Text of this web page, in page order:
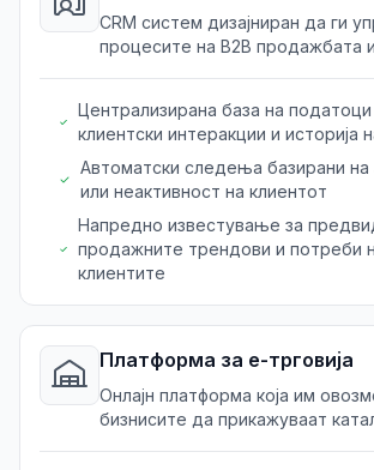
CRM систем дизајниран да ги
процесите на B2B продажбата
Централизирана база на податоци
клиентски интеракции и историја
Автоматски следења базирани на
или неактивност на клиентот
Напредно известување за
продажните трендови и потреби
клиентите
Платформа за е-трговија
Онлајн платформа која им
бизнисите да прикажуваат